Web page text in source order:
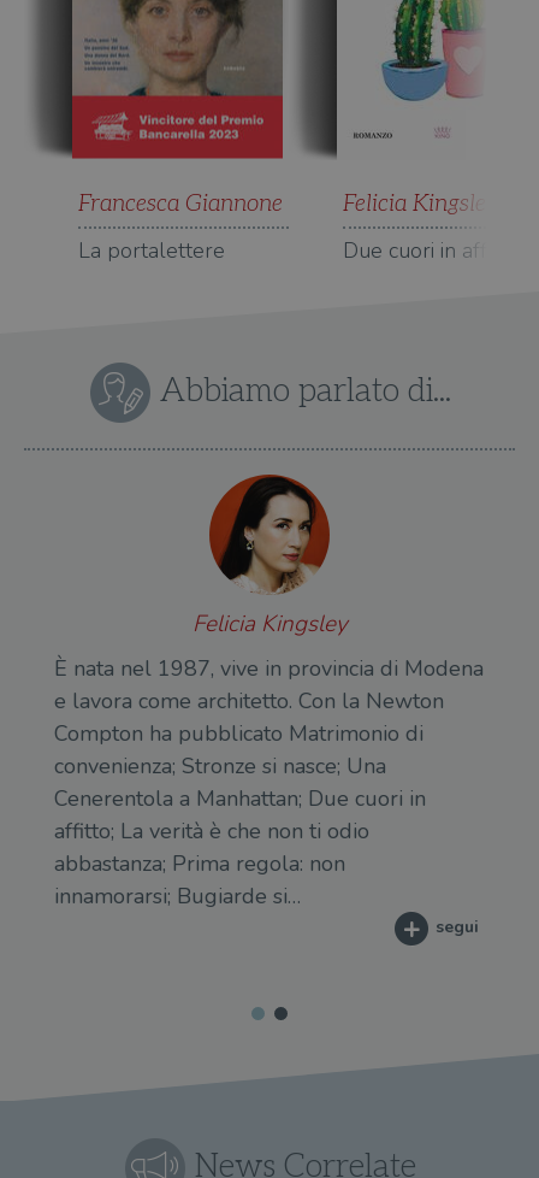
Francesca Giannone
La portalettere
Felicia Kingsley
Due cuori in affitto
Abbiamo parlato di...
Felicia Kingsley
È nata nel 1987, vive in provincia di Modena
e lavora come architetto. Con la Newton
Compton ha pubblicato Matrimonio di
convenienza; Stronze si nasce; Una
Cenerentola a Manhattan; Due cuori in
affitto; La verità è che non ti odio
abbastanza; Prima regola: non
innamorarsi; Bugiarde si…
segui
News Correlate